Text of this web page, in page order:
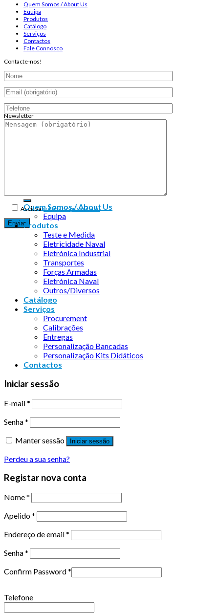
Quem Somos / About Us
Equipa
Produtos
Catálogo
Serviços
Contactos
Fale Connosco
Contacte-nos!
Aceito apolítica de privacidade
Newsletter
Endereço de email:
Quem Somos / About Us
Equipa
Produtos
Teste e Medida
Eletricidade Naval
Eletrónica Industrial
Transportes
Forças Armadas
Eletrónica Naval
Outros/Diversos
Catálogo
Serviços
Procurement
Calibrações
Entregas
Personalização Bancadas
Personalização Kits Didáticos
Contactos
Iniciar sessão
E-mail*
Senha*
Manter sessão
Iniciar sessão
Perdeu a sua senha?
Registar nova conta
Nome*
Apelido*
Endereço de email*
Senha*
Confirm Password*
Telefone